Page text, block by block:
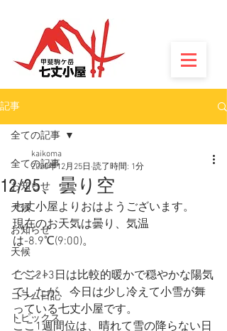
記事
全ての記事
お知らせ
天候
お知らせ
天候
イベント
コラム日記
トピックス
全ての記事
12/25、曇り空
kaikoma
2020年12月25日 読了時間: 1分
七丈小屋よりおはようございます。
現在のお天気は曇り、気温
は-8.9℃(9:00)。
ここ2~3日は比較的暖かで穏やかな陽気
でしたが、今日は少し冷えて小雪が舞
っている七丈小屋です。
ここ1週間位は、晴れて雪の降らない日